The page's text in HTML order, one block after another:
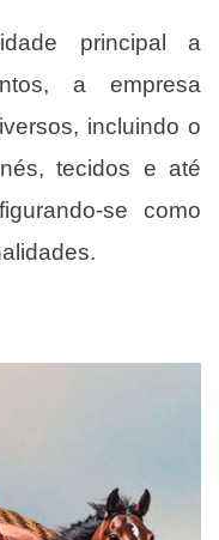
principal a
a empresa
incluindo o
tecidos e até
se como